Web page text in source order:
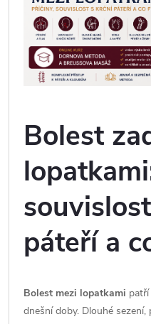
Bolest
páteří a
Bolest mezi lopatkami
dnešní doby. Dlouhé